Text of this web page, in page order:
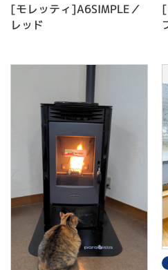
[モレッティ]A6SIMPLE／
レッド